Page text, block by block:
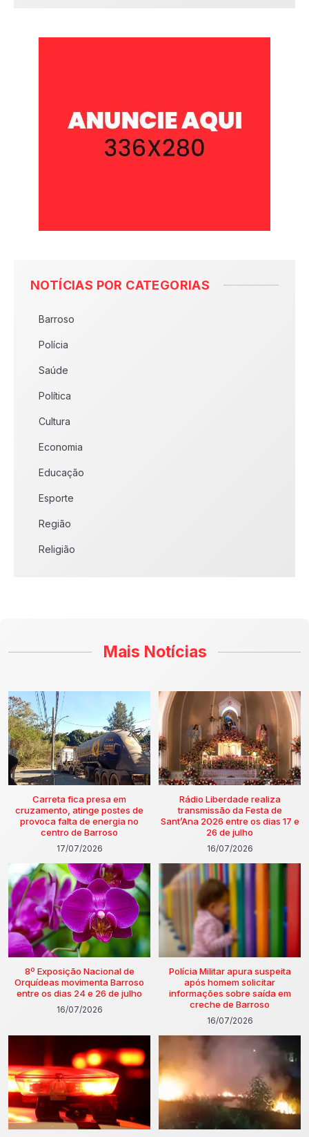
NOTÍCIAS POR CATEGORIAS
Barroso
Polícia
Saúde
Política
Cultura
Economia
Educação
Esporte
Região
Religião
Mais Notícias
Carreta fica presa em
cruzamento, atinge postes de
provoca falta de energia no
centro de Barroso
17/07/2026
Rádio Liberdade realiza
transmissão da Festa de
Sant’Ana 2026 entre os dias 17 e
26 de julho
16/07/2026
8º Exposição Nacional de
Orquídeas movimenta Barroso
entre os dias 24 e 26 de julho
16/07/2026
Polícia Militar apura suspeita
após homem solicitar
informações sobre saída em
creche de Barroso
16/07/2026